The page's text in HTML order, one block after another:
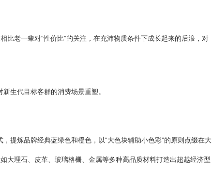
比老一辈对“性价比”的关注，在充沛物质条件下成长起来的后浪，对
生代目标客群的消费场景重塑。
提炼品牌经典蓝绿色和橙色，以“大色块辅助小色彩”的原则点缀在大
大理石、皮革、玻璃格栅、金属等多种高品质材料打造出超越经济型